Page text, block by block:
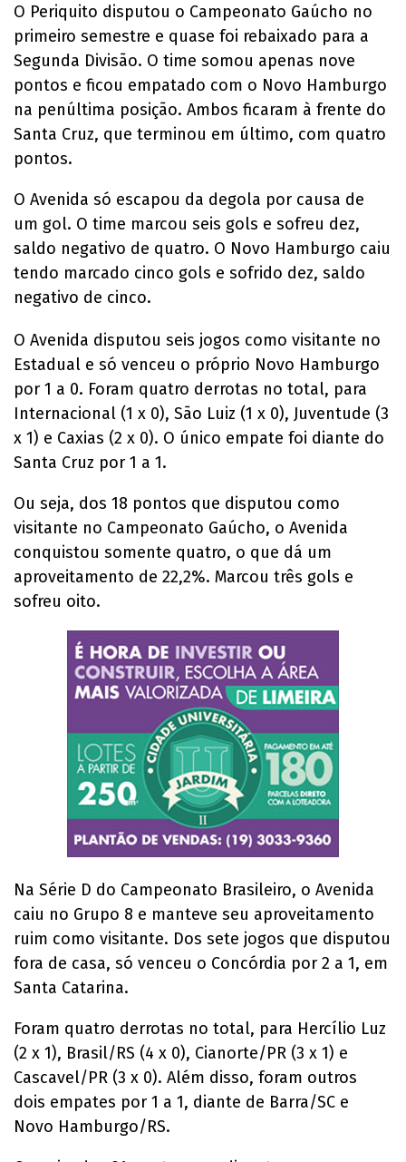
O Periquito disputou o Campeonato Gaúcho no
primeiro semestre e quase foi rebaixado para a
Segunda Divisão. O time somou apenas nove
pontos e ficou empatado com o Novo Hamburgo
na penúltima posição. Ambos ficaram à frente do
Santa Cruz, que terminou em último, com quatro
pontos.
O Avenida só escapou da degola por causa de
um gol. O time marcou seis gols e sofreu dez,
saldo negativo de quatro. O Novo Hamburgo caiu
tendo marcado cinco gols e sofrido dez, saldo
negativo de cinco.
O Avenida disputou seis jogos como visitante no
Estadual e só venceu o próprio Novo Hamburgo
por 1 a 0. Foram quatro derrotas no total, para
Internacional (1 x 0), São Luiz (1 x 0), Juventude (3
x 1) e Caxias (2 x 0). O único empate foi diante do
Santa Cruz por 1 a 1.
Ou seja, dos 18 pontos que disputou como
visitante no Campeonato Gaúcho, o Avenida
conquistou somente quatro, o que dá um
aproveitamento de 22,2%. Marcou três gols e
sofreu oito.
Na Série D do Campeonato Brasileiro, o Avenida
caiu no Grupo 8 e manteve seu aproveitamento
ruim como visitante. Dos sete jogos que disputou
fora de casa, só venceu o Concórdia por 2 a 1, em
Santa Catarina.
Foram quatro derrotas no total, para Hercílio Luz
(2 x 1), Brasil/RS (4 x 0), Cianorte/PR (3 x 1) e
Cascavel/PR (3 x 0). Além disso, foram outros
dois empates por 1 a 1, diante de Barra/SC e
Novo Hamburgo/RS.